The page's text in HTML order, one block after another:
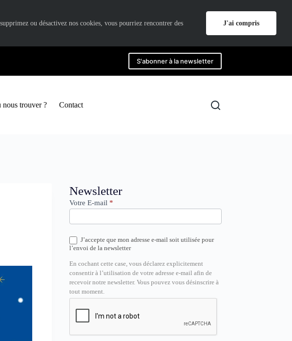
S'abonner à la newsletter
nous trouver ? Contact
Newsletter
Newsletter
Votre E-mail *
J’accepte que mon adresse e-mail soit utilisée pour
l’envoi de la newsletter
En cochant cette case, vous déclarez explicitement
consentir à l’utilisation de votre adresse e-mail afin de
recevoir notre newsletter. Vous pouvez vous désinscrire à
tout moment.
ou désactivez nos cookies, vous pourriez rencontrer des
J'ai compris